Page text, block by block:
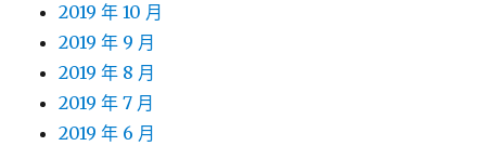
2019 年 10 月
2019 年 9 月
2019 年 8 月
2019 年 7 月
2019 年 6 月